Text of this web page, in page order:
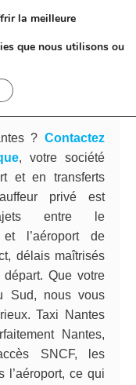
fait
qui
léger
? Contactez
, votre société
et en transferts
privé est
entre le
l’aéroport de
délais maîtrisés
Que votre
Sud, nous vous
Taxi Nantes
Nantes,
SNCF, les
l’aéroport, ce qui
la meilleure
que nous utilisons ou